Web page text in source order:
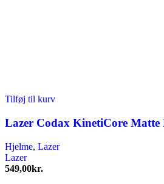
Tilføj til kurv
Lazer Codax KinetiCore Matte
Hjelme, Lazer
Lazer
549,00kr.